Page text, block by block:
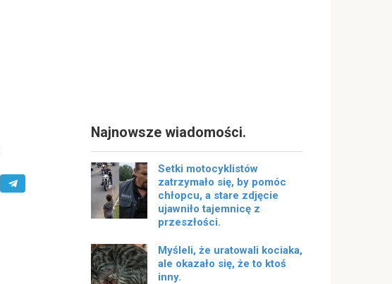
Najnowsze wiadomości.
Setki motocyklistów
zatrzymało się, by pomóc
chłopcu, a stare zdjęcie
ujawniło tajemnicę z
przeszłości.
Myśleli, że uratowali kociaka,
ale okazało się, że to ktoś
inny.